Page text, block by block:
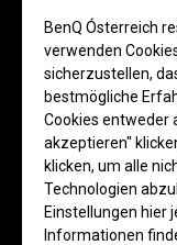
BenQ Ósterreich
verwenden
sicherzustellen,
bestmögliche
Cookies entweder
akzeptieren"
klicken, um alle
Technologien
Einstellungen hier
Informationen
Ausrichtung für
schwer